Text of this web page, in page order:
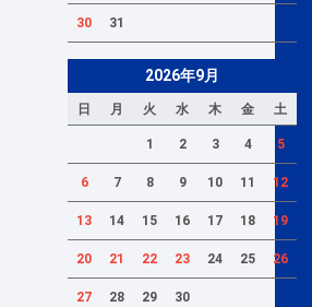
30 31
2026年9月
日 月 火 水 木 金 土
1 2 3 4 5
6 7 8 9 10 11 12
13 14 15 16 17 18 19
20 21 22 23 24 25 26
27 28 29 30